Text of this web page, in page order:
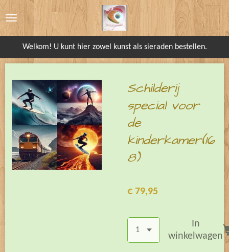
direct
Welkom! U kunt hier zowel kunst als sieraden bestellen.
Schilderij
special voor
de
kinderkamer(16
8)
€ 79,95
In
winkelwagen